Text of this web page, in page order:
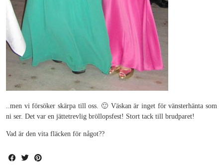
..men vi försöker skärpa till oss. 🙂 Väskan är inget för vänsterhänta som
ni ser. Det var en jättetrevlig bröllopsfest! Stort tack till brudparet!
Vad är den vita fläcken för något??